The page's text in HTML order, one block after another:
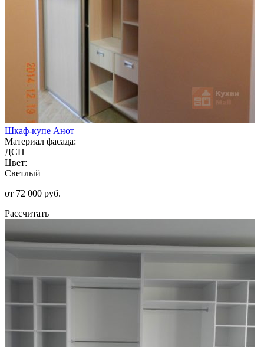
Шкаф-купе Анот
Материал фасада:
ДСП
Цвет:
Светлый
от 72 000 руб.
Рассчитать